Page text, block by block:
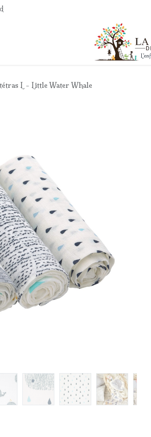
Contact
L - Little Water Whale